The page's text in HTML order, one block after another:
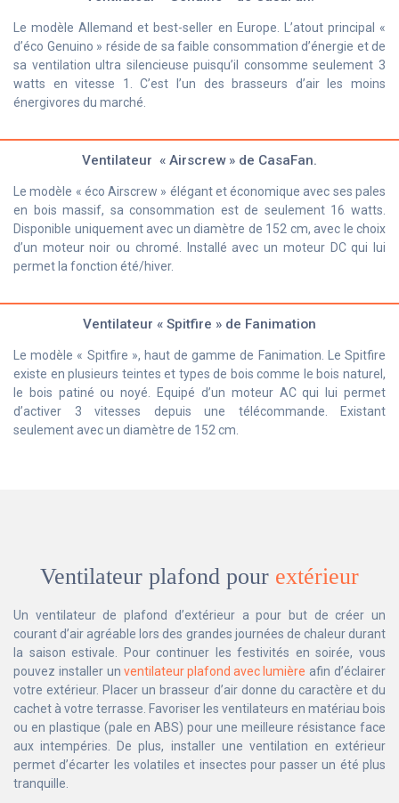
Le modèle Allemand et best-seller en Europe. L’atout principal «
d’éco Genuino » réside de sa faible consommation d’énergie et de
sa ventilation ultra silencieuse puisqu’il consomme seulement 3
watts en vitesse 1. C’est l’un des brasseurs d’air les moins
énergivores du marché.
Ventilateur « Airscrew » de CasaFan.
Le modèle « éco Airscrew » élégant et économique avec ses pales
en bois massif, sa consommation est de seulement 16 watts.
Disponible uniquement avec un diamètre de 152 cm, avec le choix
d’un moteur noir ou chromé. Installé avec un moteur DC qui lui
permet la fonction été/hiver.
Ventilateur « Spitfire » de Fanimation
Le modèle « Spitfire », haut de gamme de Fanimation. Le Spitfire
existe en plusieurs teintes et types de bois comme le bois naturel,
le bois patiné ou noyé. Equipé d’un moteur AC qui lui permet
d’activer 3 vitesses depuis une télécommande. Existant
seulement avec un diamètre de 152 cm.
Ventilateur plafond pour extérieur
Un ventilateur de plafond d’extérieur a pour but de créer un
courant d’air agréable lors des grandes journées de chaleur durant
la saison estivale. Pour continuer les festivités en soirée, vous
pouvez installer unventilateur plafond avec lumière afin d’éclairer
votre extérieur. Placer un brasseur d’air donne du caractère et du
cachet à votre terrasse. Favoriser les ventilateurs en matériau bois
ou en plastique (pale en ABS) pour une meilleure résistance face
aux intempéries. De plus, installer une ventilation en extérieur
permet d’écarter les volatiles et insectes pour passer un été plus
tranquille.